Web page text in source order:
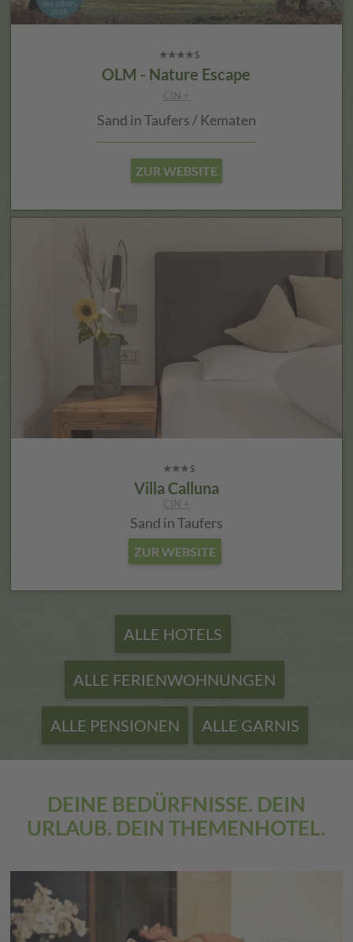
OLM - Nature Escape
CIN +
Sand in Taufers / Kematen
ZUR WEBSITE
Villa Calluna
CIN +
Sand in Taufers
ZUR WEBSITE
ALLE HOTELS
ALLE FERIENWOHNUNGEN
ALLE PENSIONEN ALLE GARNIS
DEINE BEDÜRFNISSE. DEIN
URLAUB. DEIN THEMENHOTEL.